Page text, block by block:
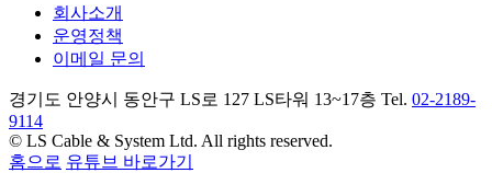
회사소개
운영정책
이메일 문의
경기도 안양시 동안구 LS로 127 LS타워 13~17층 Tel. 02-2189-
9114
© LS Cable & System Ltd. All rights reserved.
홈으로 유튜브 바로가기